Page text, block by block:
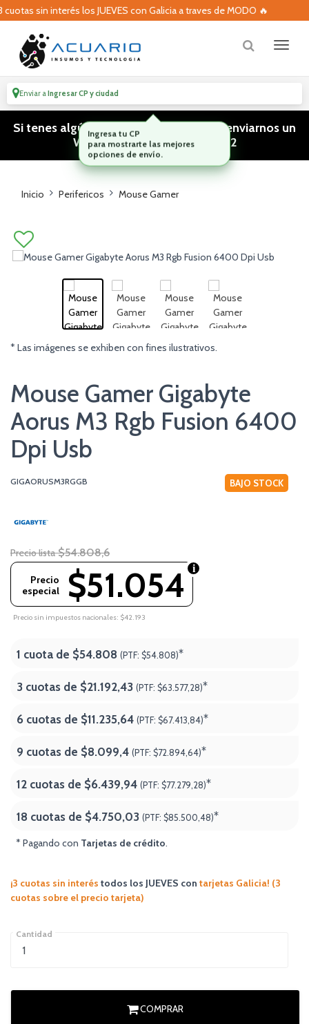
sin interés los JUEVES con Galicia a traves de MODO 🔥
Enviar aIngresar CP y ciudad
Si tenes algún tipo de consulta podes enviarnos un
WhatsApp! (011) 15 5386 3812
Inicio Perifericos Mouse Gamer
* Las imágenes se exhiben con fines ilustrativos.
Mouse Gamer Gigabyte
Aorus M3 Rgb Fusion 6400
Dpi Usb
GIGAORUSM3RGGB BAJO STOCK
Precio lista $54.808,6
$51.054
Precio
especial
Precio sin impuestos nacionales: $42.193
1 cuota de $54.808 (PTF: $54.808)*
3 cuotas de $21.192,43 (PTF: $63.577,28)*
6 cuotas de $11.235,64 (PTF: $67.413,84)*
9 cuotas de $8.099,4 (PTF: $72.894,64)*
12 cuotas de $6.439,94 (PTF: $77.279,28)*
18 cuotas de $4.750,03 (PTF: $85.500,48)*
* Pagando con Tarjetas de crédito.
¡3 cuotas sin interés todos los JUEVES con tarjetas Galicia! (3
cuotas sobre el precio tarjeta)
Cantidad
COMPRAR